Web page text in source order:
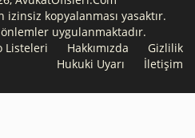
kopyalanması yasaktır.
uygulanmaktadır.
Listeleri
Hakkımızda
Gizlilik
Hukuki Uyarı
İletişim